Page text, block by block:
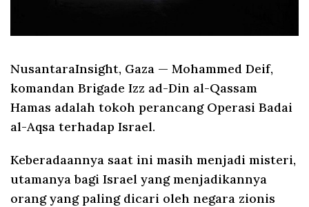
NusantaraInsight, Gaza — Mohammed Deif,
komandan Brigade Izz ad-Din al-Qassam
Hamas adalah tokoh perancang Operasi Badai
al-Aqsa terhadap Israel.
Keberadaannya saat ini masih menjadi misteri,
utamanya bagi Israel yang menjadikannya
orang yang paling dicari oleh negara zionis